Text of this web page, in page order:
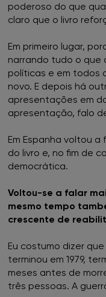
FNAC Viseu
poderoso do que
claro que o livro
Em primeiro lugar,
narrando tudo o que
políticas e em todos
novo. E depois há
apresentações em
apresentação, falo
Em Espanha voltou
do livro e, no fim de
democrática.
Voltou-se a falar
mesmo tempo
crescente de
Eu costumo dizer
terminou em 1979,
meses antes de
três pessoas. A